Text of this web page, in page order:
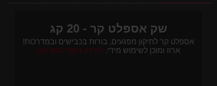
שק אספלט קר - 20 קג
אספלט קר לתיקון מפגעים, בורות בכבישים ובמדרכות!
ארוז ומוכן לשימוש מידי. למידע נוסף לחצו כאן